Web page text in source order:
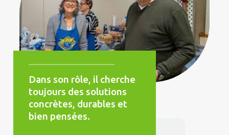
————————————
Dans son rôle, il cherche
toujours des solutions
concrètes, durables et
bien pensées.